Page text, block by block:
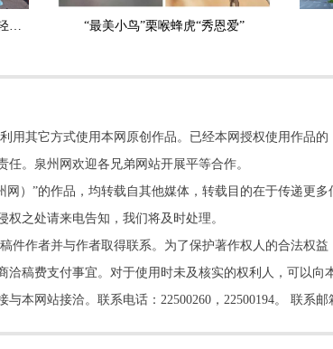
“最美小鸟”栗喉蜂虎“秀恩爱”
用其它方式使用本网原创作品。已经本网授权使用作品的
。泉州网欢迎各兄弟网站开展平等合作。
）”的作品，均转载自其他媒体，转载目的在于传递更
之处请来电告知，我们将及时处理。
件作者并与作者取得联系。为了保护著作权人的合法权
洽稿费支付事宜。对于使用时未及核实的权利人，可以
本网站接洽。联系电话：22500260，22500194。 联系邮